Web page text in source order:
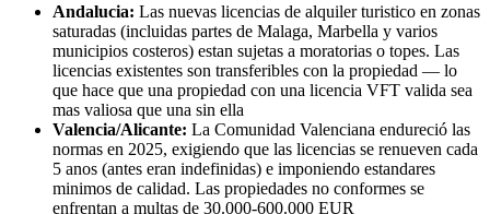
Andalucia: Las nuevas licencias de alquiler turistico en zonas
saturadas (incluidas partes de Malaga, Marbella y varios
municipios costeros) estan sujetas a moratorias o topes. Las
licencias existentes son transferibles con la propiedad — lo
que hace que una propiedad con una licencia VFT valida sea
mas valiosa que una sin ella
Valencia/Alicante: La Comunidad Valenciana endureció las
normas en 2025, exigiendo que las licencias se renueven cada
5 anos (antes eran indefinidas) e imponiendo estandares
minimos de calidad. Las propiedades no conformes se
enfrentan a multas de 30.000-600.000 EUR